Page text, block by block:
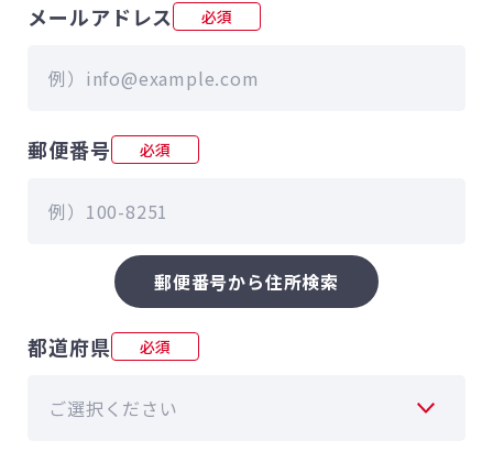
メールアドレス 必須
郵便番号 必須
郵便番号から住所検索
都道府県 必須